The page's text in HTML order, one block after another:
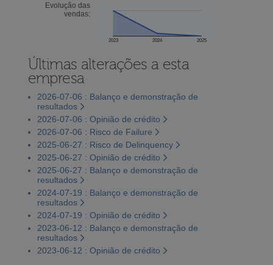
Evolução das
vendas:
2023 2024 2025
Últimas alterações a esta
empresa
2026-07-06 : Balanço e demonstração de
resultados
2026-07-06 : Opinião de crédito
2026-07-06 : Risco de Failure
2025-06-27 : Risco de Delinquency
2025-06-27 : Opinião de crédito
2025-06-27 : Balanço e demonstração de
resultados
2024-07-19 : Balanço e demonstração de
resultados
2024-07-19 : Opinião de crédito
2023-06-12 : Balanço e demonstração de
resultados
2023-06-12 : Opinião de crédito